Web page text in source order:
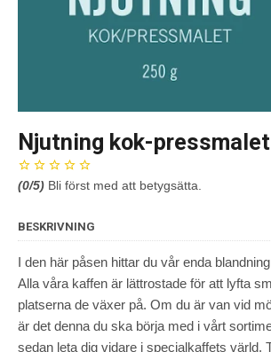
Njutning kok-
(0/5) Bli först med att betygsätta.
BESKRIVNING
I den här påsen hittar du vår enda
Alla våra kaffen är lättrostade för att lyfta
platserna de växer på. Om du är van vid
är det denna du ska börja med i vårt
sedan leta dig vidare i specialkaffets värld.